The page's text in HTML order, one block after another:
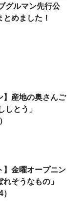
グルマン先行公
とめました！
】産地の奥さんご
しとう」
】金曜オープニン
そうなもの」